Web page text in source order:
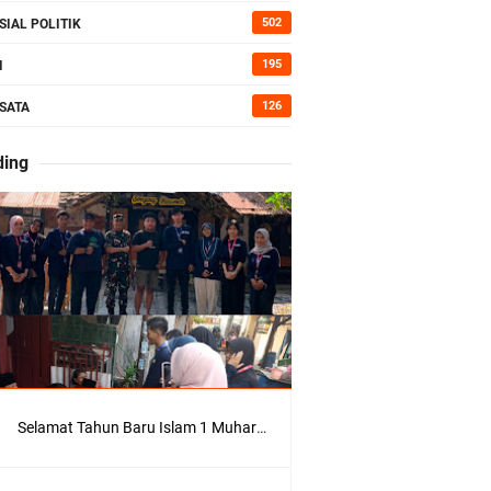
POLITIK 502
195
126
Selamat Tahun Baru Islam 1 Muharram 1448 H: Pesan Hijrah Drs. H. Husnul Aqib, M.M. untuk Negeri